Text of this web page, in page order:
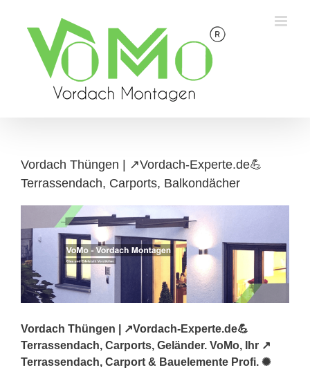
content
Vordach Thüngen | ↗️Vordach-Experte.de💪
Terrassendach, Carports, Balkondächer
Vordach Thüngen | ↗️Vordach-Experte.de💪
Terrassendach, Carports, Geländer. VoMo, Ihr ↗️
Terrassendach, Carport & Bauelemente Profi. ✺